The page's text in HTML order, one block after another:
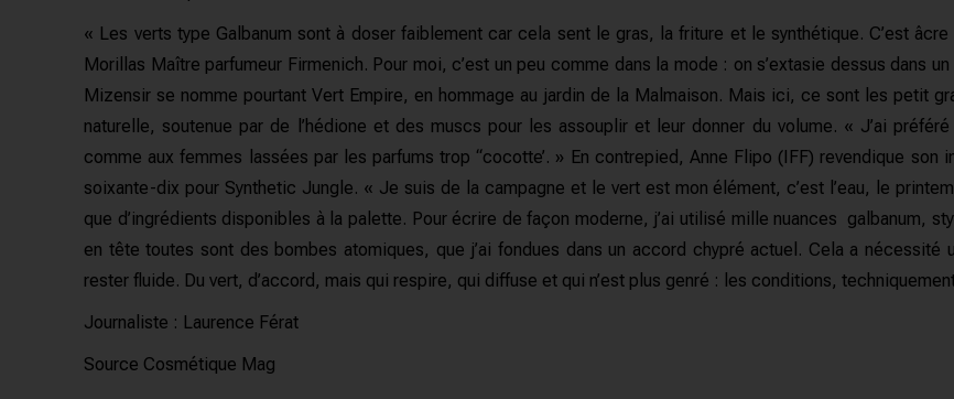
« Les verts type Galbanum sont à doser faiblement car cela sent le gras, la friture et le synthétique. C’est
Morillas Maître parfumeur Firmenich. Pour moi, c’est un peu comme dans la mode : on s’extasie dessus dans
Mizensir se nomme pourtant Vert Empire, en hommage au jardin de la Malmaison. Mais ici, ce sont les petit
naturelle, soutenue par de l’hédione et des muscs pour les assouplir et leur donner du volume. « J’ai
comme aux femmes lassées par les parfums trop “cocotte’. » En contrepied, Anne Flipo (IFF) revendique son
soixante-dix pour Synthetic Jungle. « Je suis de la campagne et le vert est mon élément, c’est l’eau, le
que d’ingrédients disponibles à la palette. Pour écrire de façon moderne, j’ai utilisé mille nuances galbanum,
en tête toutes sont des bombes atomiques, que j’ai fondues dans un accord chypré actuel. Cela a nécessité
rester fluide. Du vert, d’accord, mais qui respire, qui diffuse et qui n’est plus genré : les conditions,
Journaliste : Laurence Férat
Source Cosmétique Mag